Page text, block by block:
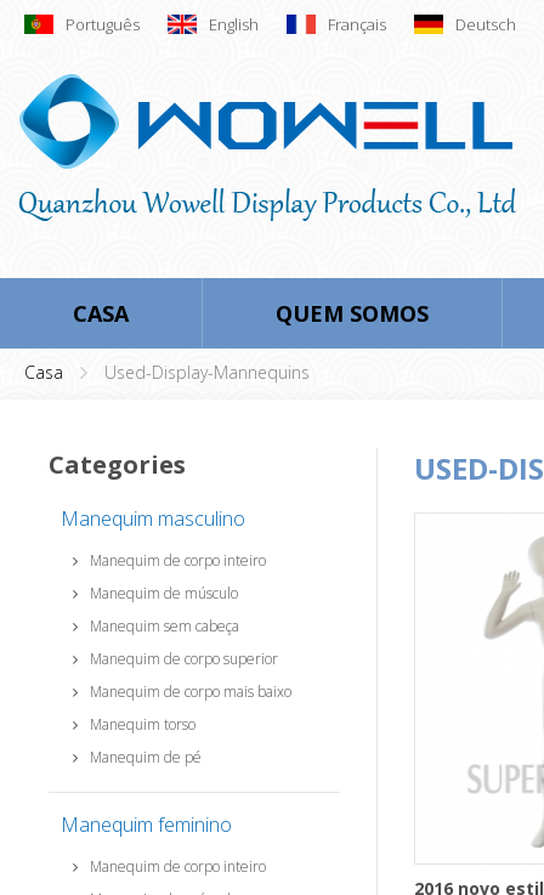
Português English Français Deutsch
CASA QUEM SOMOS
Casa Used-Display-Mannequins
Categories
Manequim masculino
Manequim de corpo inteiro
Manequim de músculo
Manequim sem cabeça
Manequim de corpo superior
Manequim de corpo mais baixo
Manequim torso
Manequim de pé
Manequim feminino
Manequim de corpo inteiro
USED-
2016 novo